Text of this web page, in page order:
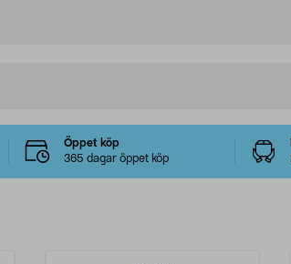
Öppet köp
365 dagar öppet köp